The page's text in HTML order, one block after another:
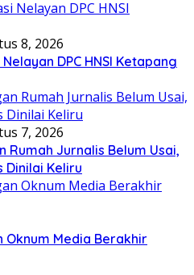
8, 2026
DPC HNSI Ketapang
7, 2026
Rumah Jurnalis Belum Usai,
Dinilai Keliru
Oknum Media Berakhir